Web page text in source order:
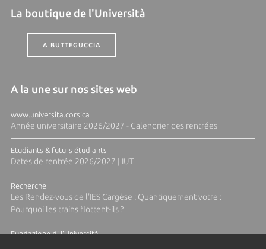
La boutique de l'Università
A BUTTEGUCCIA
A la une sur nos sites web
www.universita.corsica
Année universitaire 2026/2027 - Calendrier des rentrées
Etudiants & futurs étudiants
Dates de rentrée 2026/2027 | IUT
Recherche
Les Rendez-vous de l'IES Cargèse : Quantiquement votre :
Pourquoi les trains flottent-ils ?
Fundazione di l'Università